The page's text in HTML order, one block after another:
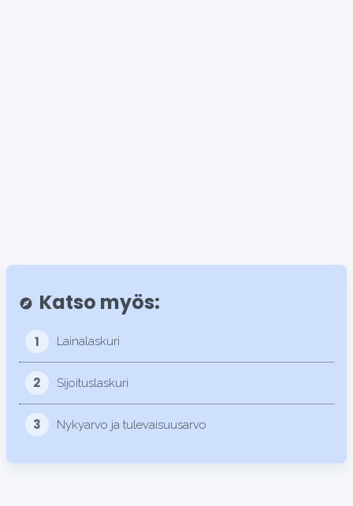
explore Katso myös:
1 Lainalaskuri
2 Sijoituslaskuri
3 Nykyarvo ja tulevaisuusarvo